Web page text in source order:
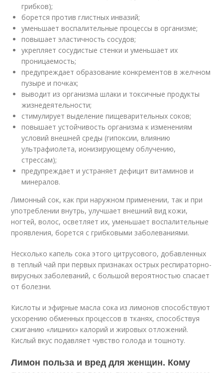
грибков);
борется против глистных инвазий;
уменьшает воспалительные процессы в организме;
повышает эластичность сосудов;
укрепляет сосудистые стенки и уменьшает их
проницаемость;
предупреждает образование конкрементов в желчном
пузыре и почках;
выводит из организма шлаки и токсичные продукты
жизнедеятельности;
стимулирует выделение пищеварительных соков;
повышает устойчивость организма к изменениям
условий внешней среды (гипоксии, влиянию
ультрафиолета, ионизирующему облучению,
стрессам);
предупреждает и устраняет дефицит витаминов и
минералов.
Лимонный сок, как при наружном применении, так и при
употреблении внутрь, улучшает внешний вид кожи,
ногтей, волос, осветляет их, уменьшает воспалительные
проявления, борется с грибковыми заболеваниями.
Несколько капель сока этого цитрусового, добавленных
в теплый чай при первых признаках острых респираторно-
вирусных заболеваний, с большой вероятностью спасает
от болезни.
Кислоты и эфирные масла сока из лимонов способствуют
ускорению обменных процессов в тканях, способствуя
сжиганию «лишних» калорий и жировых отложений.
Кислый вкус подавляет чувство голода и тошноту.
Лимон польза и вред для женщин. Кому